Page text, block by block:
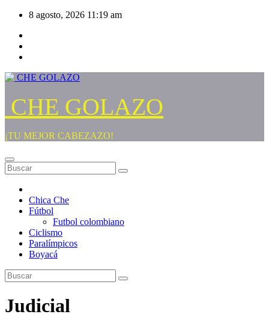
Saltar
contenido
8 agosto, 2026 11:19 am
CHE GOLAZO
¡TU MEJOR CABEZAZO!
Chica Che
Fútbol
Futbol colombiano
Ciclismo
Paralímpicos
Boyacá
Judicial